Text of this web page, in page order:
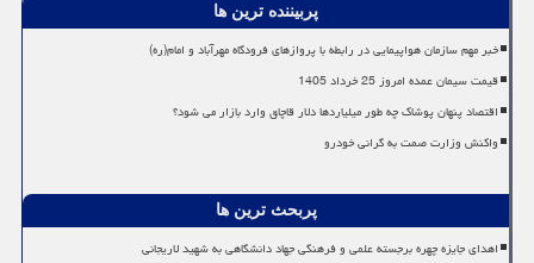
پربیننده ترین ها
خبر مهم سازمان هواپیمایی در رابطه با پروازهای فرودگاه مهرآباد و امام(ره)
قیمت سیمان عمده امروز 25 خرداد 1405
اقتصاد پنهان پوشاک چه طور میلیاردها دلار قاچاق وارد بازار می شود؟
واکنش وزارت صمت به گرانی خودرو
پربحث ترین ها
اهدای جایزه چهره برجسته علمی و فرهنگی جهاد دانشگاهی به شهید لاریجانی